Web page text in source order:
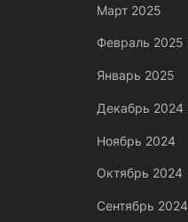
Март 2025
Февраль 2025
Январь 2025
Декабрь 2024
Ноябрь 2024
Октябрь 2024
Сентябрь 2024